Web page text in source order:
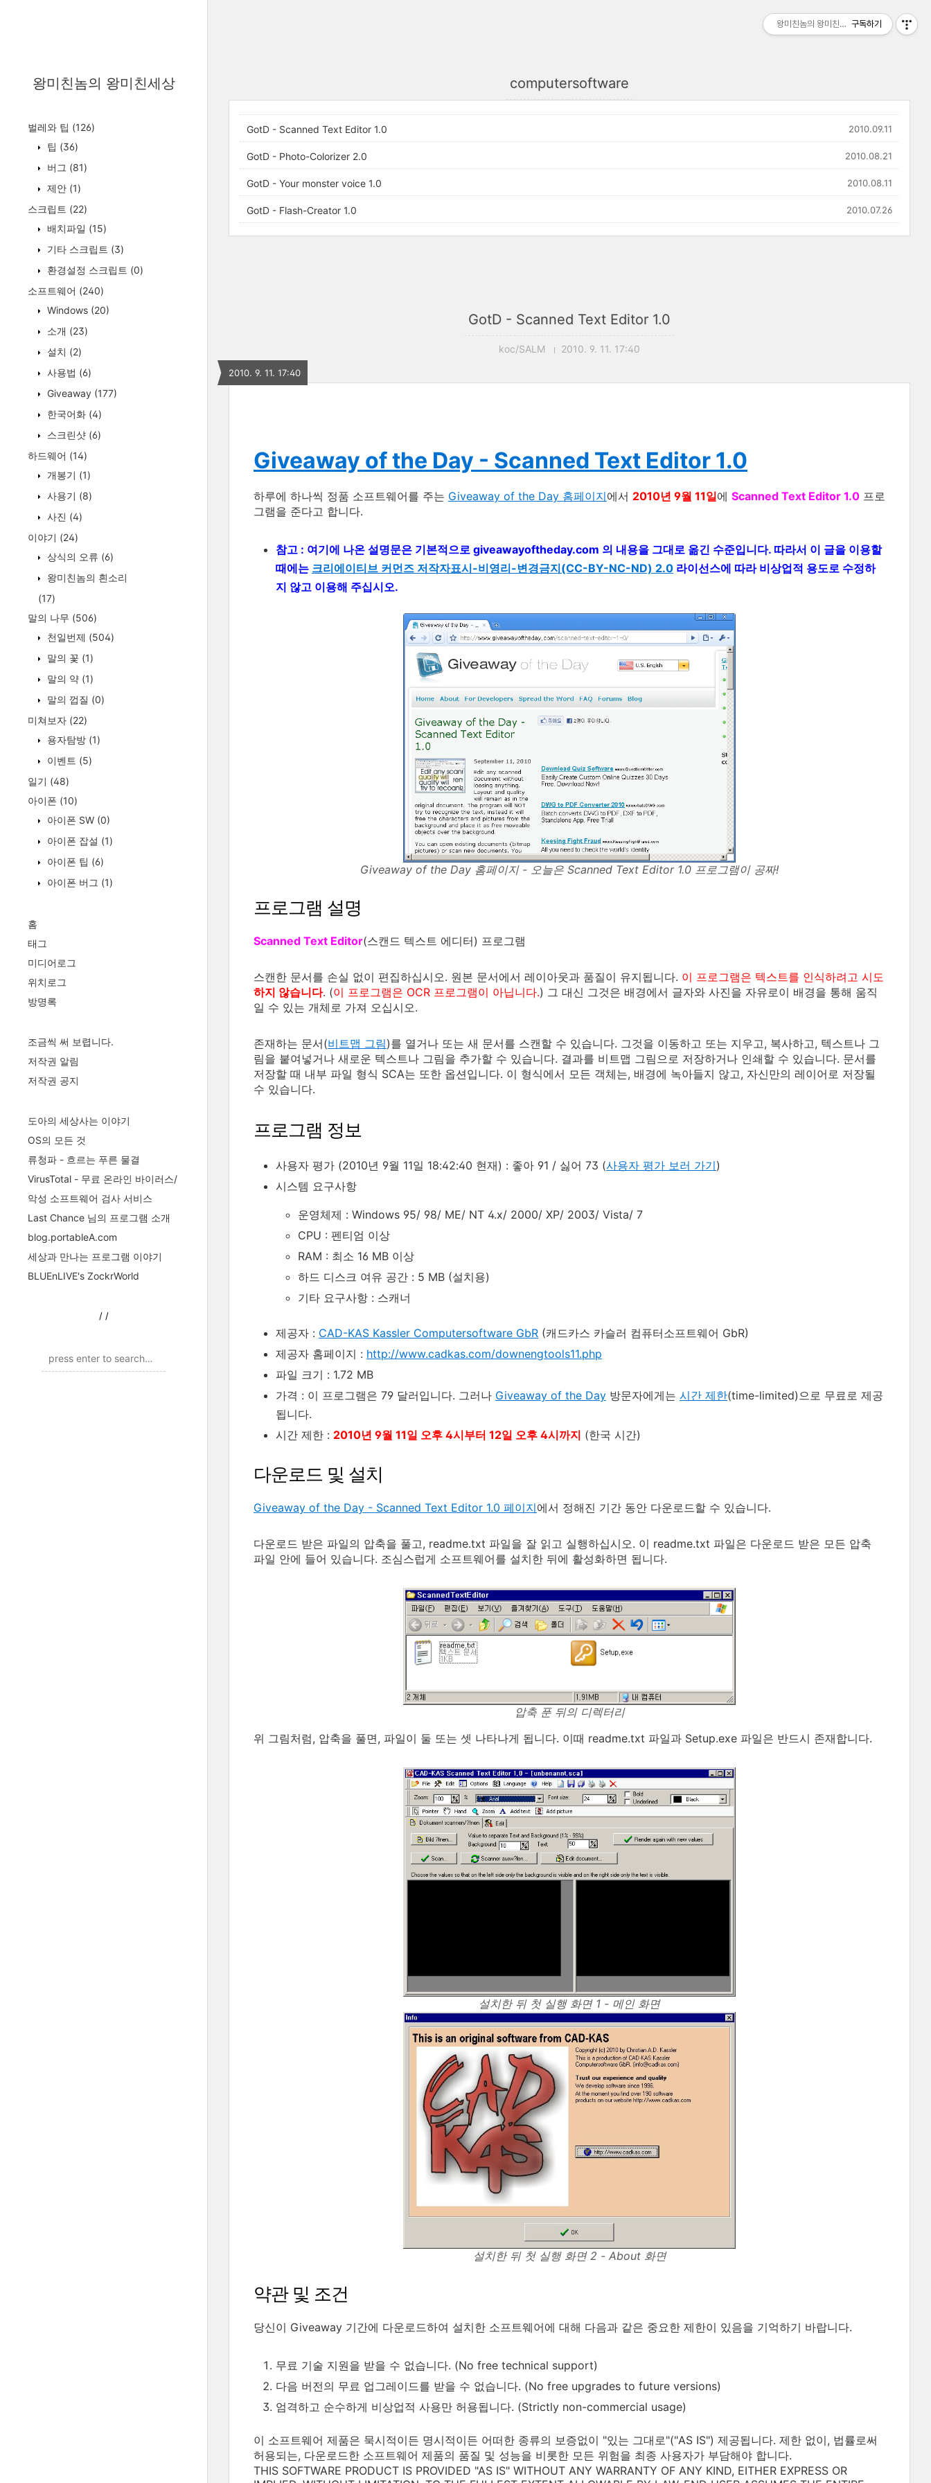
왕미친놈의 왕미친세상
벌레와 팁 (126)
팁 (36)
버그 (81)
제안 (1)
스크립트 (22)
배치파일 (15)
기타 스크립트 (3)
환경설정 스크립트 (0)
소프트웨어 (240)
Windows (20)
소개 (23)
설치 (2)
사용법 (6)
Giveaway (177)
한국어화 (4)
스크린샷 (6)
하드웨어 (14)
개봉기 (1)
사용기 (8)
사진 (4)
이야기 (24)
상식의 오류 (6)
왕미친놈의 흰소리
(17)
말의 나무 (506)
천일번제 (504)
말의 꽃 (1)
말의 약 (1)
말의 껍질 (0)
미쳐보자 (22)
용자탐방 (1)
이벤트 (5)
일기 (48)
아이폰 (10)
아이폰 SW (0)
아이폰 잡설 (1)
아이폰 팁 (6)
아이폰 버그 (1)
홈
태그
미디어로그
위치로그
방명록
조금씩 써 보렵니다.
저작권 알림
저작권 공지
도아의 세상사는 이야기
OS의 모든 것
류청파 - 흐르는 푸른 물결
VirusTotal - 무료 온라인 바이러스/
악성 소프트웨어 검사 서비스
Last Chance 님의 프로그램 소개
blog.portableA.com
세상과 만나는 프로그램 이야기
BLUEnLIVE's ZockrWorld
/ /
computersoftware
GotD - Scanned Text Editor 1.0 2010.09.11
GotD - Photo-Colorizer 2.0 2010.08.21
GotD - Your monster voice 1.0 2010.08.11
GotD - Flash-Creator 1.0 2010.07.26
GotD - Scanned Text Editor 1.0
koc/SALM 2010. 9. 11. 17:40
2010. 9. 11. 17:40
Giveaway of the Day - Scanned Text Editor 1.0
하루에 하나씩 정품 소프트웨어를 주는 Giveaway of the Day 홈페이지에서 2010년 9월 11일에 Scanned Text Editor 1.0 프로
그램을 준다고 합니다.
참고 : 여기에 나온 설명문은 기본적으로 giveawayoftheday.com 의 내용을 그대로 옮긴 수준입니다. 따라서 이 글을 이용할
때에는 크리에이티브 커먼즈 저작자표시-비영리-변경금지(CC-BY-NC-ND) 2.0 라이선스에 따라 비상업적 용도로 수정하
지 않고 이용해 주십시오.
Giveaway of the Day 홈페이지 - 오늘은 Scanned Text Editor 1.0 프로그램이 공짜!
프로그램 설명
Scanned Text Editor(스캔드 텍스트 에디터) 프로그램
스캔한 문서를 손실 없이 편집하십시오. 원본 문서에서 레이아웃과 품질이 유지됩니다. 이 프로그램은 텍스트를 인식하려고 시도
하지 않습니다. (이 프로그램은 OCR 프로그램이 아닙니다.) 그 대신 그것은 배경에서 글자와 사진을 자유로이 배경을 통해 움직
일 수 있는 개체로 가져 오십시오.
존재하는 문서(비트맵 그림)를 열거나 또는 새 문서를 스캔할 수 있습니다. 그것을 이동하고 또는 지우고, 복사하고, 텍스트나 그
림을 붙여넣거나 새로운 텍스트나 그림을 추가할 수 있습니다. 결과를 비트맵 그림으로 저장하거나 인쇄할 수 있습니다. 문서를
저장할 때 내부 파일 형식 SCA는 또한 옵션입니다. 이 형식에서 모든 객체는, 배경에 녹아들지 않고, 자신만의 레이어로 저장될
수 있습니다.
프로그램 정보
사용자 평가 (2010년 9월 11일 18:42:40 현재) : 좋아 91 / 싫어 73 (사용자 평가 보러 가기)
시스템 요구사항
운영체제 : Windows 95/ 98/ ME/ NT 4.x/ 2000/ XP/ 2003/ Vista/ 7
CPU : 펜티엄 이상
RAM : 최소 16 MB 이상
하드 디스크 여유 공간 : 5 MB (설치용)
기타 요구사항 : 스캐너
제공자 : CAD-KAS Kassler Computersoftware GbR (캐드카스 카슬러 컴퓨터소프트웨어 GbR)
제공자 홈페이지 : http://www.cadkas.com/downengtools11.php
파일 크기 : 1.72 MB
가격 : 이 프로그램은 79 달러입니다. 그러나 Giveaway of the Day 방문자에게는 시간 제한(time-limited)으로 무료로 제공
됩니다.
시간 제한 : 2010년 9월 11일 오후 4시부터 12일 오후 4시까지 (한국 시간)
다운로드 및 설치
Giveaway of the Day - Scanned Text Editor 1.0 페이지에서 정해진 기간 동안 다운로드할 수 있습니다.
다운로드 받은 파일의 압축을 풀고, readme.txt 파일을 잘 읽고 실행하십시오. 이 readme.txt 파일은 다운로드 받은 모든 압축
파일 안에 들어 있습니다. 조심스럽게 소프트웨어를 설치한 뒤에 활성화하면 됩니다.
압축 푼 뒤의 디렉터리
위 그림처럼, 압축을 풀면, 파일이 둘 또는 셋 나타나게 됩니다. 이때 readme.txt 파일과 Setup.exe 파일은 반드시 존재합니다.
설치한 뒤 첫 실행 화면 1 - 메인 화면
설치한 뒤 첫 실행 화면 2 - About 화면
약관 및 조건
당신이 Giveaway 기간에 다운로드하여 설치한 소프트웨어에 대해 다음과 같은 중요한 제한이 있음을 기억하기 바랍니다.
무료 기술 지원을 받을 수 없습니다. (No free technical support)
다음 버전의 무료 업그레이드를 받을 수 없습니다. (No free upgrades to future versions)
엄격하고 순수하게 비상업적 사용만 허용됩니다. (Strictly non-commercial usage)
이 소프트웨어 제품은 묵시적이든 명시적이든 어떠한 종류의 보증없이 "있는 그대로"("AS IS") 제공됩니다. 제한 없이, 법률로써
허용되는, 다운로드한 소프트웨어 제품의 품질 및 성능을 비롯한 모든 위험을 최종 사용자가 부담해야 합니다.
THIS SOFTWARE PRODUCT IS PROVIDED "AS IS" WITHOUT ANY WARRANTY OF ANY KIND, EITHER EXPRESS OR
왕미친놈의 왕미친세상구독하기